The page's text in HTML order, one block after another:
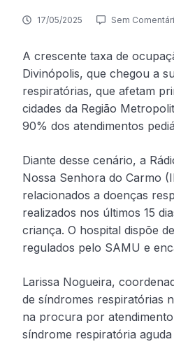
17/05/2025 Sem
A crescente taxa de
Divinópolis, que chegou a
respiratórias, que afetam
cidades da Região
90% dos atendimentos
Diante desse cenário, a
Nossa Senhora do Carmo
relacionados a doenças
realizados nos últimos 15
criança. O hospital dispõe
regulados pelo SAMU e
Larissa Nogueira,
de síndromes respiratórias
na procura por
síndrome respiratória